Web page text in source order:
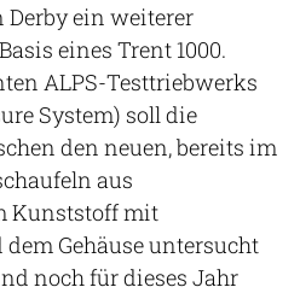
ein weiterer
eines Trent 1000.
ALPS-Testtriebwerks
System) soll die
den neuen, bereits im
aus
Kunststoff mit
Gehäuse untersucht
noch für dieses Jahr